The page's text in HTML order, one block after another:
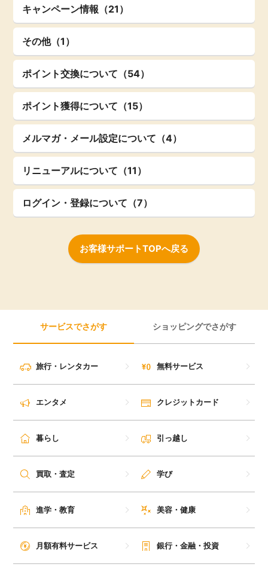
キャンペーン情報（21）
その他（1）
ポイント交換について（54）
ポイント獲得について（15）
メルマガ・メール設定について（4）
リニューアルについて（11）
ログイン・登録について（7）
お客様サポートTOPへ戻る
サービスでさがす ショッピングでさがす
旅行・レンタカー 無料サービス
エンタメ クレジットカード
暮らし 引っ越し
買取・査定 学び
進学・教育 美容・健康
月額有料サービス 銀行・金融・投資